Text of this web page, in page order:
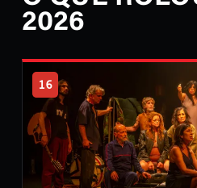
2026
16